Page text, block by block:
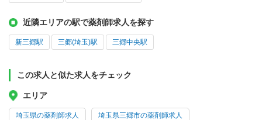
近隣エリアの駅で薬剤師求人を探す
新三郷駅 三郷(埼玉)駅 三郷中央駅
この求人と似た求人をチェック
エリア
埼玉県の薬剤師求人 埼玉県三郷市の薬剤師求人